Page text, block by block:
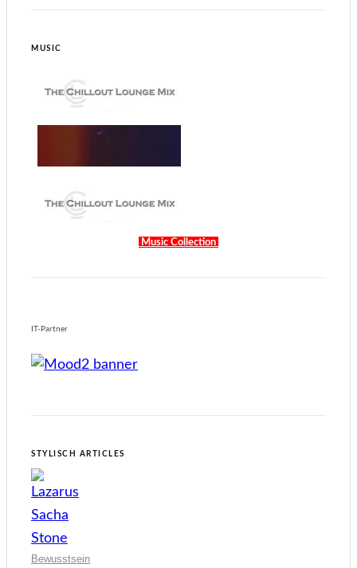
MUSIC
Music Collection
IT-Partner
STYLISCH ARTICLES
Bewusstsein